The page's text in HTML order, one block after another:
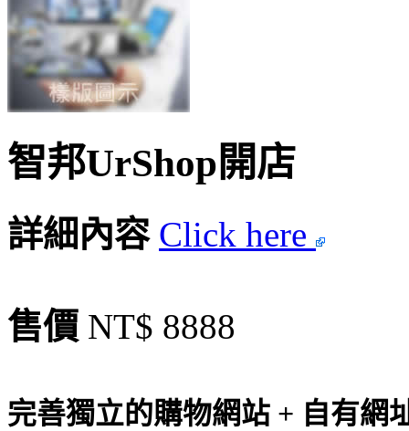
智邦UrShop開店
詳細內容 Click here
售價 NT$ 8888
完善獨立的購物網站 + 自有網